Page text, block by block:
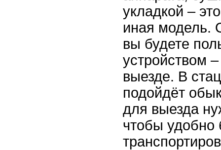
укладкой –
иная модель.
вы будете
устройством
выезде. В
подойдёт
для выезда
чтобы